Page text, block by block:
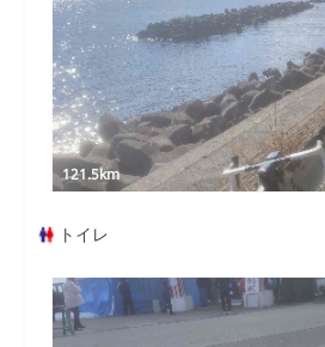
121.5km
トイレ